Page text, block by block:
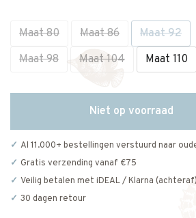
Maat 80 Maat 86
Maat 92
Maat 98
Maat 104 Maat 110
Niet op voorraad
Al 11.000+ bestellingen verstuurd naar
Gratis verzending vanaf €75
Veilig betalen met iDEAL / Klarna
30 dagen retour